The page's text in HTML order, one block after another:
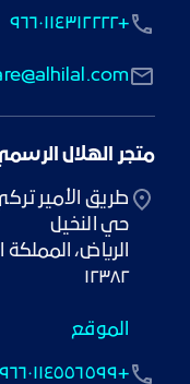
+٩٦٦٠١١٤٣١٢٢٢٢
متجر الهلال
حي النخيل
١٢٣٨٢
الموقع
+٩٦٦٠١١٤٥٥٦٥٩٩